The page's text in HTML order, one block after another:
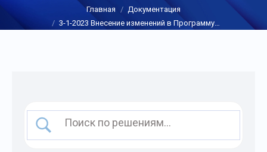
Главная
Документация
3-1-2023 Внесение изменений в Программу…